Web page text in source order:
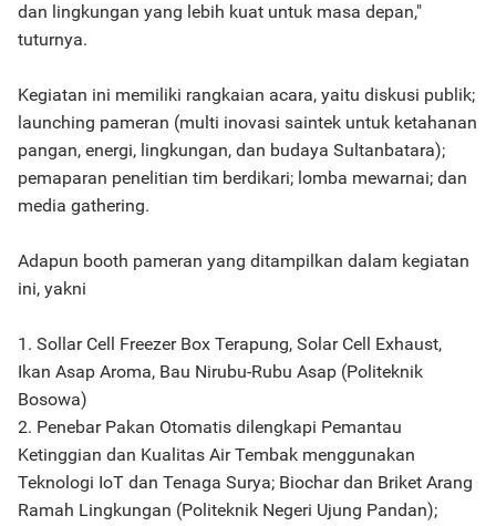
dan lingkungan yang lebih kuat untuk masa depan,"
tuturnya.
Kegiatan ini memiliki rangkaian acara, yaitu diskusi publik;
launching pameran (multi inovasi saintek untuk ketahanan
pangan, energi, lingkungan, dan budaya Sultanbatara);
pemaparan penelitian tim berdikari; lomba mewarnai; dan
media gathering.
Adapun booth pameran yang ditampilkan dalam kegiatan
ini, yakni
1. Sollar Cell Freezer Box Terapung, Solar Cell Exhaust,
Ikan Asap Aroma, Bau Nirubu-Rubu Asap (Politeknik
Bosowa)
2. Penebar Pakan Otomatis dilengkapi Pemantau
Ketinggian dan Kualitas Air Tembak menggunakan
Teknologi IoT dan Tenaga Surya; Biochar dan Briket Arang
Ramah Lingkungan (Politeknik Negeri Ujung Pandan);